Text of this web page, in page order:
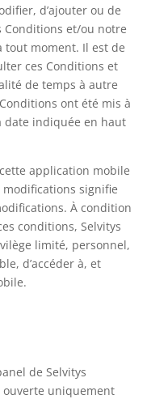
d’ajouter ou de
et/ou notre
tout moment. Il est de
ces Conditions et
de temps à autre
ont été mis à
date indiquée en haut
application mobile
signifie
À condition
conditions, Selvitys
limité, personnel,
d’accéder à, et
de Selvitys
ouverte uniquement